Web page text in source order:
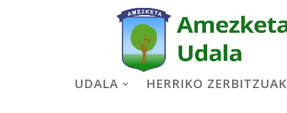
UDALA HERRIKO ZERBITZUAK